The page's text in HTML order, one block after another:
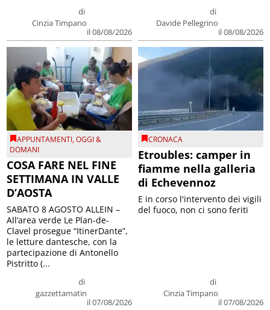
di
Cinzia Timpano
il 08/08/2026
di
Davide Pellegrino
il 08/08/2026
APPUNTAMENTI,OGGI &
DOMANI
COSA FARE NEL FINE
SETTIMANA IN VALLE
D’AOSTA
di
gazzettamatin
il 07/08/2026
SABATO 8 AGOSTO ALLEIN –
All’area verde Le Plan-de-
Clavel prosegue “ItinerDante”,
le letture dantesche, con la
partecipazione di Antonello
Pistritto (...
CRONACA
Etroubles: camper in
fiamme nella galleria
di Echevennoz
di
Cinzia Timpano
il 07/08/2026
E in corso l'intervento dei vigili
del fuoco, non ci sono feriti